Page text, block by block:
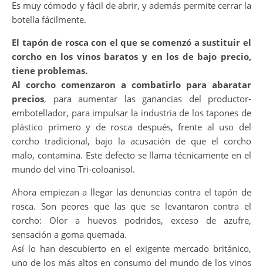
Es muy cómodo y fácil de abrir, y además permite cerrar la
botella fácilmente.
El tapón de rosca con el que se comenzó a sustituir el
corcho en los vinos baratos y en los de bajo precio,
tiene problemas.
Al corcho comenzaron a combatirlo para abaratar
precios, para aumentar las ganancias del productor-
embotellador, para impulsar la industria de los tapones de
plástico primero y de rosca después, frente al uso del
corcho tradicional, bajo la acusación de que el corcho
malo, contamina. Este defecto se llama técnicamente en el
mundo del vino Tri-coloanisol.
Ahora empiezan a llegar las denuncias contra el tapón de
rosca. Son peores que las que se levantaron contra el
corcho: Olor a huevos podridos, exceso de azufre,
sensación a goma quemada.
Así lo han descubierto en el exigente mercado británico,
uno de los más altos en consumo del mundo de los vinos